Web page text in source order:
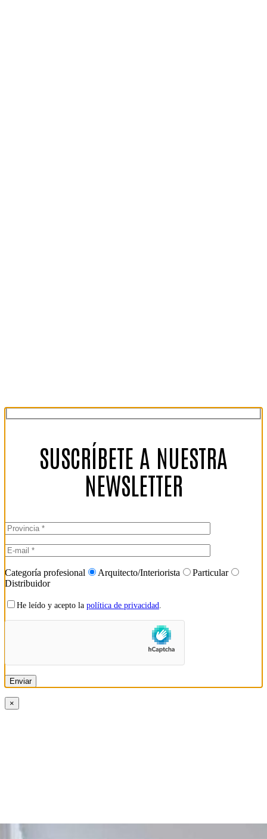
SUSCRÍBETE A NUESTRA
NEWSLETTER
Categoría profesional Arquitecto/Interiorista
Particular
Distribuidor
He leído y acepto la política de privacidad
×